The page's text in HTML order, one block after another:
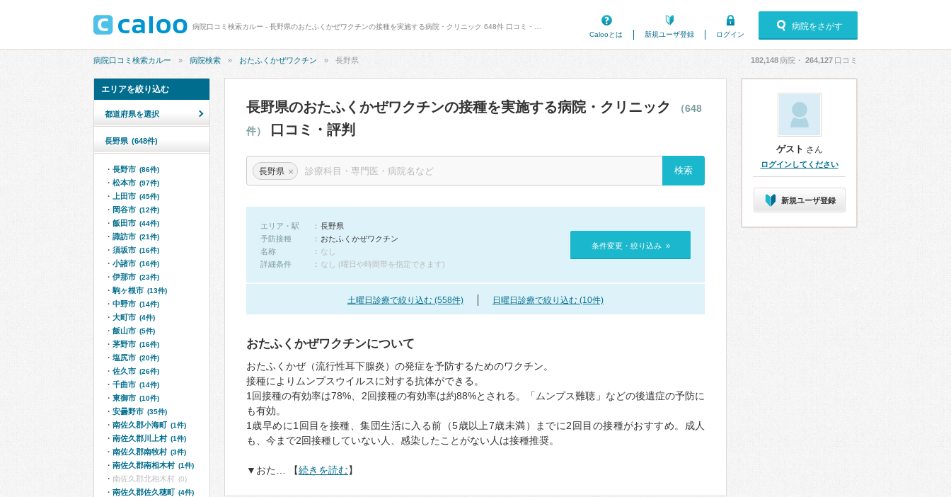
Calooとは
新規ユーザ登録 ログイン
病院をさがす
病院口コミ検索カルー 病院検索 おたふくかぜワクチン 長野県 182,148病院・ 264,127 口コミ
長野県のおたふくかぜワクチンの接種を実施する病院・クリニック
（648
件）
口コミ・評判
長野県 ×
エリア・駅
長野県
予防接種
おたふくかぜワクチン
名称
なし
詳細条件
なし (曜日や時間帯を指定できます)
条件変更・絞り込み »
土曜日診療で絞り込む (558件) 日曜日診療で絞り込む (10件)
おたふくかぜワクチンについて
おたふくかぜ（流行性耳下腺炎）の発症を予防するためのワクチン。
接種によりムンプスウイルスに対する抗体ができる。
1回接種の有効率は78%、2回接種の有効率は約88%とされる。「ムンプス難聴」などの後遺症の予防に
も有効。
1歳早めに1回目を接種、集団生活に入る前（5歳以上7歳未満）までに2回目の接種がおすすめ。成人
も、今まで2回接種していない人、感染したことがない人は接種推奨。
▼おた… 【続きを読む】
エリアを絞り込む
都道府県を選択
長野県 (648件)
長野市 (86件)
松本市 (97件)
上田市 (45件)
岡谷市 (12件)
飯田市 (44件)
諏訪市 (21件)
須坂市 (16件)
小諸市 (16件)
伊那市 (23件)
駒ヶ根市 (13件)
中野市 (14件)
大町市 (4件)
飯山市 (5件)
茅野市 (16件)
塩尻市 (20件)
佐久市 (26件)
千曲市 (14件)
東御市 (10件)
安曇野市 (35件)
南佐久郡小海町 (1件)
南佐久郡川上村 (1件)
南佐久郡南牧村 (3件)
南佐久郡南相木村 (1件)
南佐久郡北相木村 (0)
南佐久郡佐久穂町 (4件)
ゲスト さん
ログインしてください
新規ユーザ登録